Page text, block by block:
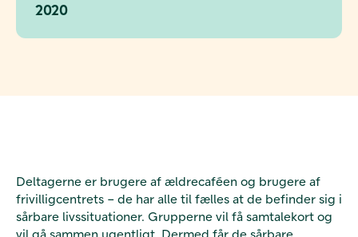
2020
Deltagerne er brugere af ældrecaféen og brugere af
frivilligcentrets – de har alle til fælles at de befinder sig i
sårbare livssituationer. Grupperne vil få samtalekort og
vil gå sammen ugentligt. Dermed får de sårbare